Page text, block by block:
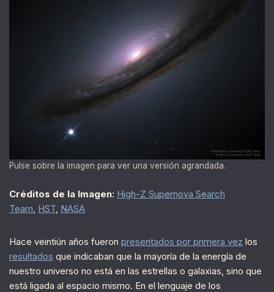
Pulse sobre la imagen para ver una versión agrandada.
Créditos de la Imagen: High-Z Supernova Search
Team, HST, NASA
Hace veintiún años fueron presentados por primera vez los
resultados que indicaban que la mayoría de la energía de
nuestro universo no está en las estrellas o galaxias, sino que
está ligada al espacio mismo. En el lenguaje de los